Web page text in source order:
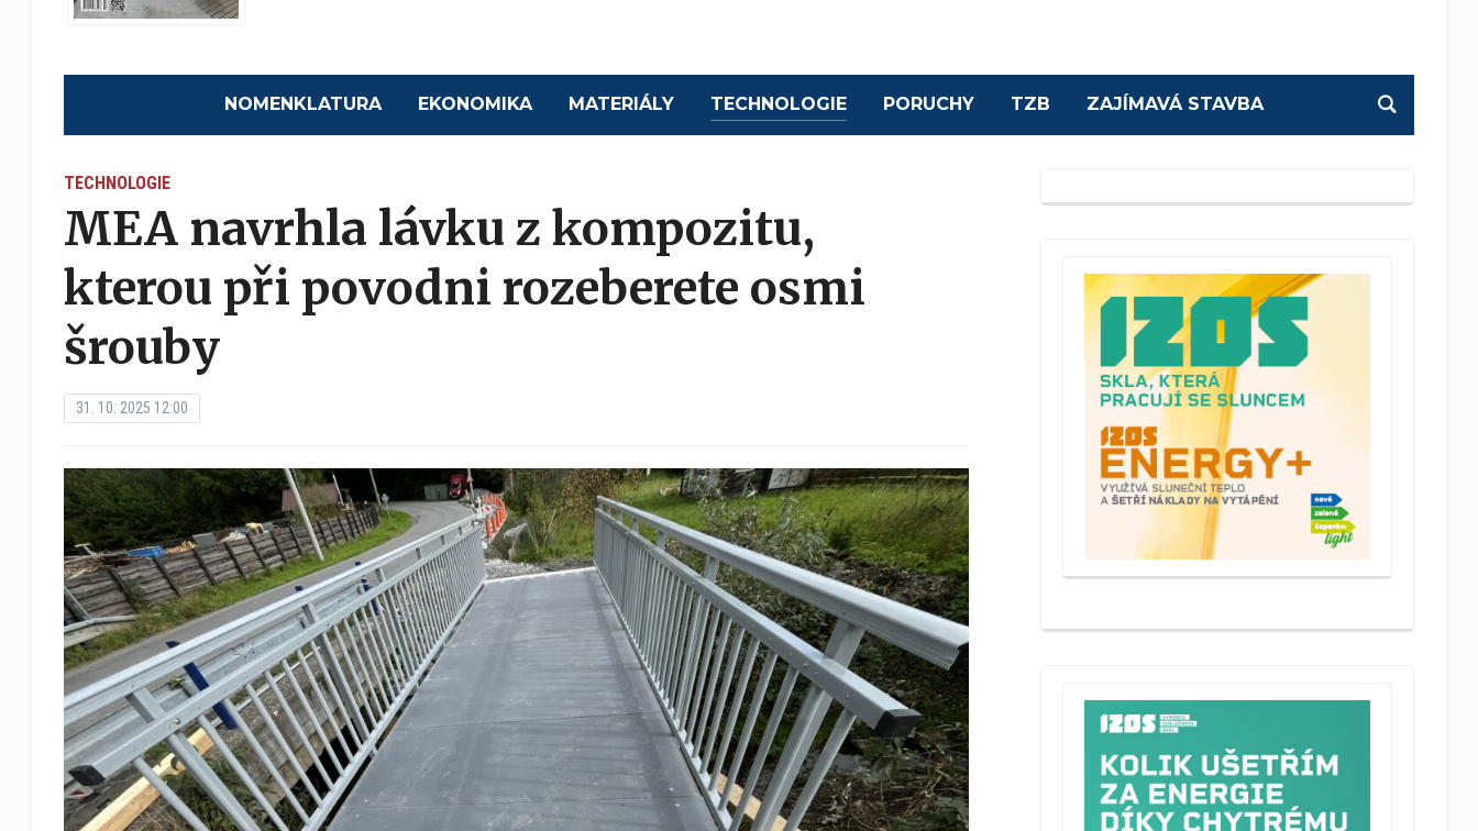
NOMENKLATURA EKONOMIKA MATERIÁLY TECHNOLOGIE PORUCHY TZB ZAJÍMAVÁ STAVBA
TECHNOLOGIE
MEA navrhla lávku z kompozitu,
kterou při povodni rozeberete osmi
šrouby
31. 10. 2025 12:00